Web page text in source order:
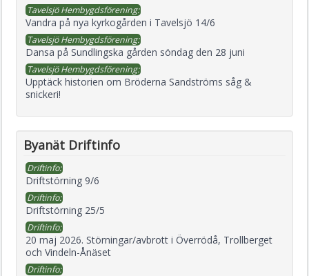
Tavelsjö Hembygdsförening:
Vandra på nya kyrkogården i Tavelsjö 14/6
Tavelsjö Hembygdsförening:
Dansa på Sundlingska gården söndag den 28 juni
Tavelsjö Hembygdsförening:
Upptäck historien om Bröderna Sandströms såg &
snickeri!
Byanät Driftinfo
Driftinfo:
Driftstörning 9/6
Driftinfo:
Driftstörning 25/5
Driftinfo:
20 maj 2026. Störningar/avbrott i Överrödå, Trollberget
och Vindeln-Ånäset
Driftinfo: